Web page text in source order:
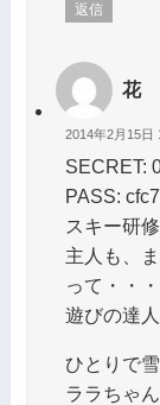
返信
花
2014年2月15日
SECRET:
PASS:
スキー研
主人も、
って・・・
遊びの達
ひとりで
ララちゃ